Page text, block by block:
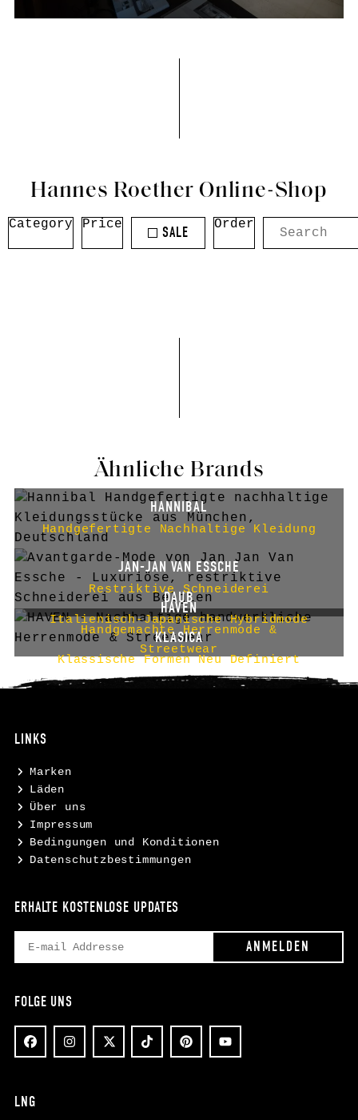
Hannes Roether Online-Shop
Category Price SALE Order
Ähnliche Brands
HANNIBAL
Handgefertigte Nachhaltige Kleidung
JAN-JAN VAN ESSCHE
Restriktive Schneiderei
DAUB
Italienisch-Japanische Hybridmode
HAVEN
Handgemachte Herrenmode &
Streetwear
KLASICA
Klassische Formen Neu Definiert
LINKS
Marken
Läden
Über uns
Impressum
Bedingungen und Konditionen
Datenschutzbestimmungen
ERHALTE KOSTENLOSE UPDATES
FOLGE UNS
LNG